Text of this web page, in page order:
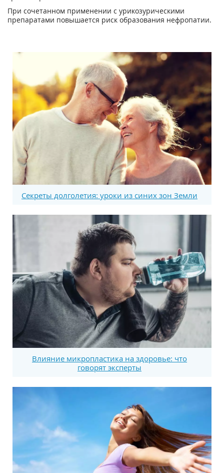
При сочетанном применении с урикозурическими
препаратами повышается риск образования нефропатии.
Секреты долголетия: уроки из синих зон Земли
Влияние микропластика на здоровье: что
говорят эксперты